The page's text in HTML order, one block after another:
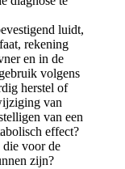
luidt,
rekening
en in de
volgens
herstel of
van
van een
effect?
voor de
zijn?